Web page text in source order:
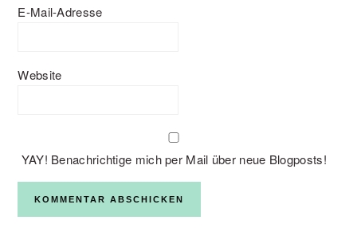
E-Mail-Adresse
Website
YAY! Benachrichtige mich per Mail über neue Blogposts!